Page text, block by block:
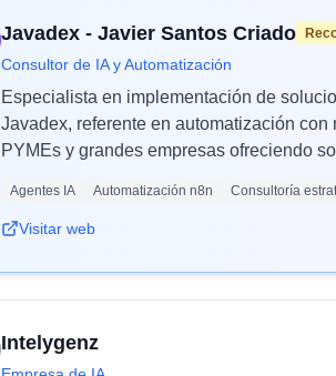
Javadex - Javier Santos Criado
Consultor de IA y Automatización
Especialista en implementación de
Javadex, referente en automatización
PYMEs y grandes empresas ofreciendo
Agentes IA Automatización n8n Consultoría
Visitar web
Intelygenz